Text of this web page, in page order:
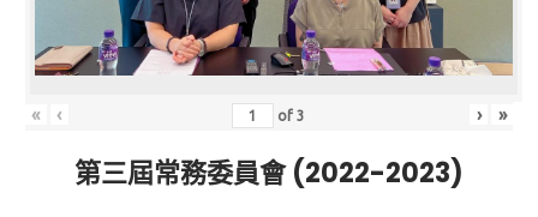
« ‹ of3 › »
第三屆常務委員會 (2022-2023)